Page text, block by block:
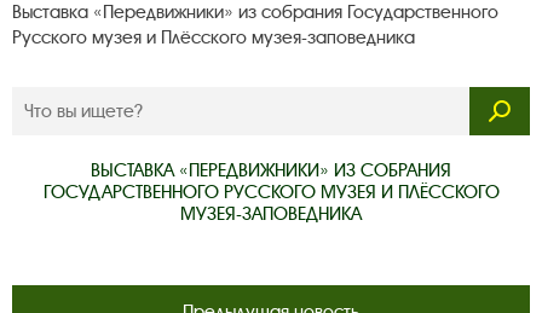
Выставка «Передвижники» из собрания Государственного
Русского музея и Плёсского музея-заповедника
ВЫСТАВКА «ПЕРЕДВИЖНИКИ» ИЗ СОБРАНИЯ
ГОСУДАРСТВЕННОГО РУССКОГО МУЗЕЯ И ПЛЁССКОГО
МУЗЕЯ-ЗАПОВЕДНИКА